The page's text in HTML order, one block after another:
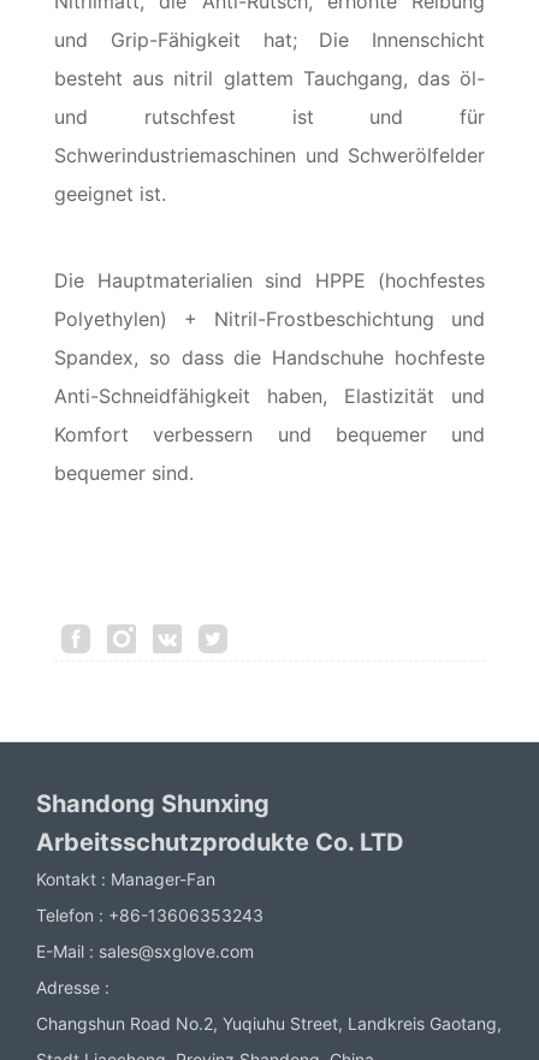
und Grip-Fähigkeit hat; Die Innenschicht
besteht aus nitril glattem Tauchgang, das öl-
und rutschfest ist und für
Schwerindustriemaschinen und Schwerölfelder
geeignet ist.
Die Hauptmaterialien sind HPPE (hochfestes
Polyethylen) + Nitril-Frostbeschichtung und
Spandex, so dass die Handschuhe hochfeste
Anti-Schneidfähigkeit haben, Elastizität und
Komfort verbessern und bequemer und
bequemer sind.
Shandong Shunxing
Arbeitsschutzprodukte Co. LTD
Kontakt : Manager-Fan
Telefon : +86-13606353243
E-Mail : sales@sxglove.com
Adresse :
Changshun Road No.2, Yuqiuhu Street, Landkreis Gaotang,